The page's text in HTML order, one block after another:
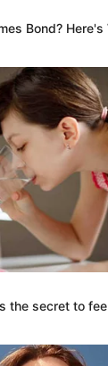
Bond?
the secret to